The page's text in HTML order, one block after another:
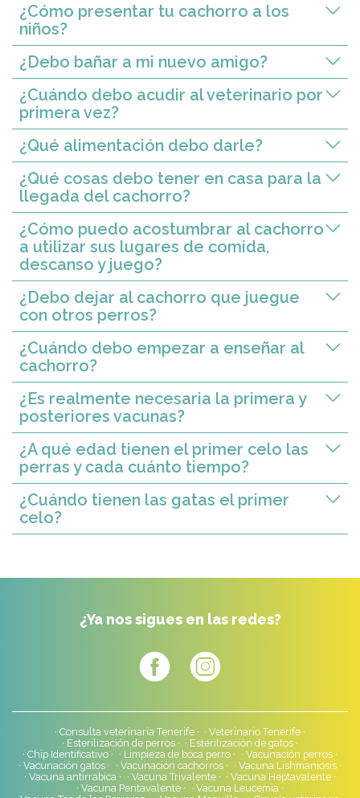
¿Cómo presentar tu cachorro a los
niños?
¿Debo bañar a mi nuevo amigo?
¿Cuándo debo acudir al veterinario por
primera vez?
¿Qué alimentación debo darle?
¿Qué cosas debo tener en casa para la
llegada del cachorro?
¿Cómo puedo acostumbrar al cachorro
a utilizar sus lugares de comida,
descanso y juego?
¿Debo dejar al cachorro que juegue
con otros perros?
¿Cuándo debo empezar a enseñar al
cachorro?
¿Es realmente necesaria la primera y
posteriores vacunas?
¿A qué edad tienen el primer celo las
perras y cada cuánto tiempo?
¿Cuándo tienen las gatas el primer
celo?
¿Ya nos sigues en las redes?
Consulta veterinaria Tenerife
Veterinario Tenerife
Esterilización de perros
Esterilización de gatos
Chip Identificativo
Limpieza de boca perro
Vacunación perros
Vacunación gatos
Vacunación cachorros
Vacuna Lishmaniosis
Vacuna antirrabica
Vacuna Trivalente
Vacuna Heptavalente
Vacuna Pentavalente
Vacuna Leucemia